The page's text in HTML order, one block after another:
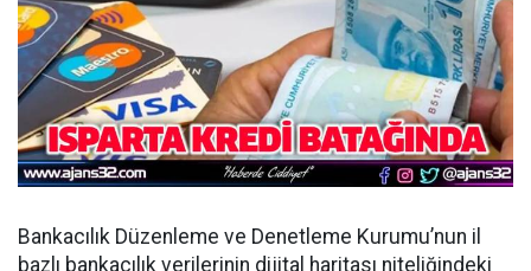
Bankacılık Düzenleme ve Denetleme Kurumu’nun il
bazlı bankacılık verilerinin dijital haritası niteliğindeki